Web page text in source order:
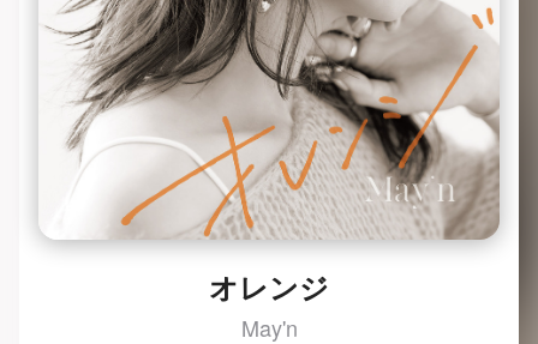
オレンジ
May'n